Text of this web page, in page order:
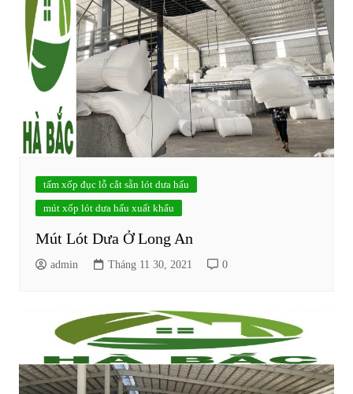
tấm xốp đục lỗ cắt sẵn lót dưa hấu
mút xốp lót dưa hấu xuất khẩu
Mút Lót Dưa Ở Long An
admin Tháng 11 30, 2021 0